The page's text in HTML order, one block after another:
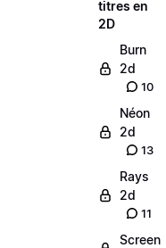
titres en
2D
Burn
2d
10
Néon
2d
13
Rays
2d
11
Screen